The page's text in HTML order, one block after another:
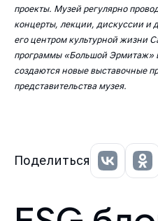
проекты. Музей регулярно
концерты, лекции, дискуссии и
его центром культурной жизни
программы «Большой Эрмитаж»
создаются новые выставочные
представительства музея.
Поделиться